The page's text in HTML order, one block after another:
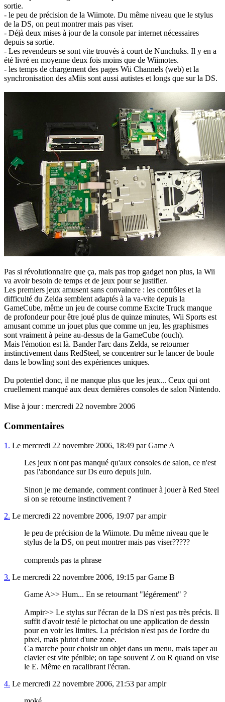
sortie.
- le peu de précision de la Wiimote. Du même niveau que le stylus
de la DS, on peut montrer mais pas viser.
- Déjà deux mises à jour de la console par internet nécessaires
depuis sa sortie.
- Les revendeurs se sont vite trouvés à court de Nunchuks. Il y en a
été livré en moyenne deux fois moins que de Wiimotes.
- les temps de chargement des pages Wii Channels (web) et la
synchronisation des aMiis sont aussi autistes et longs que sur la DS.
Pas si révolutionnaire que ça, mais pas trop gadget non plus, la Wii
va avoir besoin de temps et de jeux pour se justifier.
Les premiers jeux amusent sans convaincre : les contrôles et la
difficulté du Zelda semblent adaptés à la va-vite depuis la
GameCube, même un jeu de course comme Excite Truck manque
de profondeur pour être joué plus de quinze minutes, Wii Sports est
amusant comme un jouet plus que comme un jeu, les graphismes
sont vraiment à peine au-dessus de la GameCube (ouch).
Mais l'émotion est là. Bander l'arc dans Zelda, se retourner
instinctivement dans RedSteel, se concentrer sur le lancer de boule
dans le bowling sont des expériences uniques.
Du potentiel donc, il ne manque plus que les jeux... Ceux qui ont
cruellement manqué aux deux dernières consoles de salon Nintendo.
Mise à jour : mercredi 22 novembre 2006
Commentaires
1. Le mercredi 22 novembre 2006, 18:49 par Game A
Les jeux n'ont pas manqué qu'aux consoles de salon, ce n'est
pas l'abondance sur Ds euro depuis juin.
Sinon je me demande, comment continuer à jouer à Red Steel
si on se retourne instinctivement ?
2. Le mercredi 22 novembre 2006, 19:07 par ampir
le peu de précision de la Wiimote. Du même niveau que le
stylus de la DS, on peut montrer mais pas viser?????
comprends pas ta phrase
3. Le mercredi 22 novembre 2006, 19:15 par Game B
Game A>> Hum... En se retournant "légérement" ?
Ampir>> Le stylus sur l'écran de la DS n'est pas très précis. Il
suffit d'avoir testé le pictochat ou une application de dessin
pour en voir les limites. La précision n'est pas de l'ordre du
pixel, mais plutot d'une zone.
Ca marche pour choisir un objet dans un menu, mais taper au
clavier est vite pénible; on tape souvent Z ou R quand on vise
le E. Même en racalibrant l'écran.
4. Le mercredi 22 novembre 2006, 21:53 par ampir